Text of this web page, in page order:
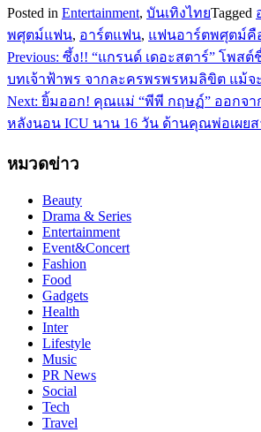
Posted in Entertainment, บันเทิงไทยTagged
พศุตม์แฟน, อาร์ตแฟน, แฟนอาร์ตพศุตม์คื
แนะแนว
เรื่อง
Previous: ซึ้ง!! “แกรนด์ เดอะสตาร์” โพส
บทเจ้าฟ้าพร จากละครพรพรหมลิขิต แม้จ
Next: ยิ้มออก! คุณแม่ “พีพี กฤษฏ์” ออกจา
หลังนอน ICU นาน 16 วัน ด้านคุณพ่อเผย
หมวดข่าว
Beauty
Drama & Series
Entertainment
Event&Concert
Fashion
Food
Gadgets
Health
Inter
Lifestyle
Music
PR News
Social
Tech
Travel